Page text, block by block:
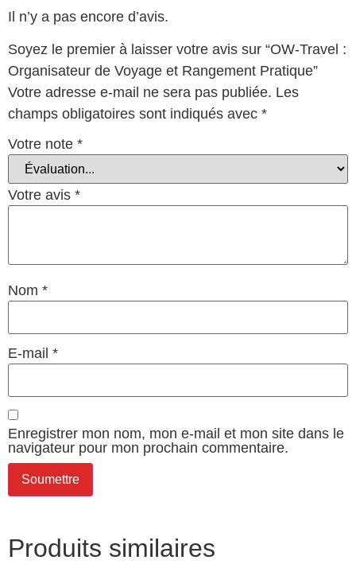
Il n’y a pas encore d’avis.
Soyez le premier à laisser votre avis sur “OW-Travel :
Organisateur de Voyage et Rangement Pratique”
Votre adresse e-mail ne sera pas publiée. Les
champs obligatoires sont indiqués avec *
Votre note *
Votre avis *
Nom *
E-mail *
Enregistrer mon nom, mon e-mail et mon site dans le
navigateur pour mon prochain commentaire.
Produits similaires